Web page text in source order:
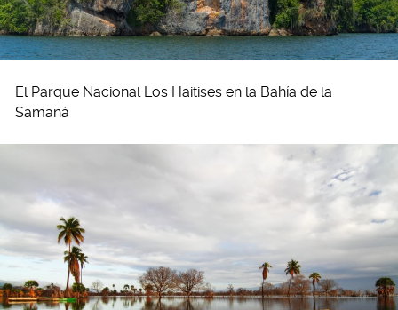
El Parque Nacional Los Haitises en la Bahía de la
Samaná